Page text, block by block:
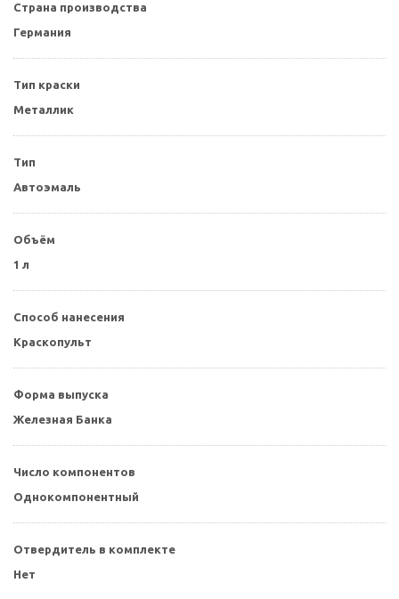
Страна производства
Германия
Тип краски
Металлик
Тип
Автоэмаль
Объём
1 л
Способ нанесения
Краскопульт
Форма выпуска
Железная Банка
Число компонентов
Однокомпонентный
Отвердитель в комплекте
Нет